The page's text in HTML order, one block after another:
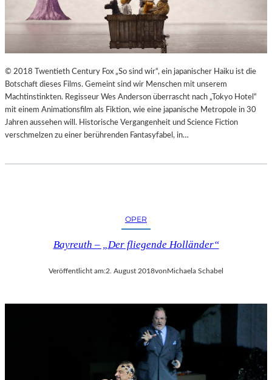
© 2018 Twentieth Century Fox „So sind wir“, ein japanischer Haiku ist die
Botschaft dieses Films. Gemeint sind wir Menschen mit unserem
Machtinstinkten. Regisseur Wes Anderson überrascht nach „Tokyo Hotel“
mit einem Animationsfilm als Fiktion, wie eine japanische Metropole in 30
Jahren aussehen will. Historische Vergangenheit und Science Fiction
verschmelzen zu einer berührenden Fantasyfabel, in…
OPER
Bayreuth – „Der fliegende Holländer“
Veröffentlicht am:2. August 2018vonMichaela Schabel